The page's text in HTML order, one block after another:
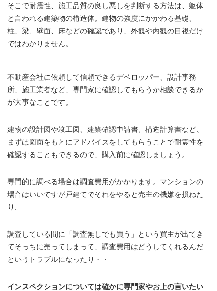
そこで耐震性、施工品質の良し悪しを判断する方法は、躯体
と言われる建築物の構造体。建物の強度にかかわる基礎、
柱、梁、壁面、床などの確認であり、外観や内観の目視だけ
ではわかりません。
不動産会社に依頼して信頼できるデベロッパー、設計事務
所、施工業者など、専門家に確認してもらうか相談できるか
が大事なことです。
建物の設計図や竣工図、建築確認申請書、構造計算書など、
まずは図面をもとにアドバイスをしてもらうことで耐震性を
確認することもできるので、購入前に確認しましょう。
専門的に調べる場合は調査費用がかかります。マンションの
場合はいいですが戸建てでそれをやると売主の機嫌を損ねた
り、
調査している間に「調査無しでも買う」という買主が出てき
てそっちに売ってしまって、調査費用はどうしてくれるんだ
というトラブルになったり・・
インスペクションについては確かに専門家やお上の言いたい